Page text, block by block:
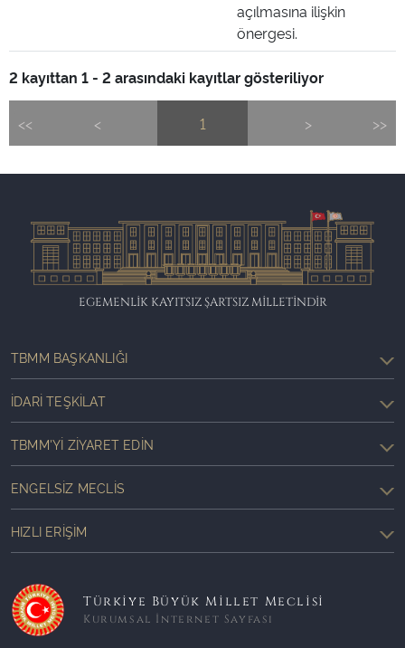
açılmasına ilişkin
önergesi.
2 kayıttan 1 - 2 arasındaki kayıtlar gösteriliyor
<< < 1 > >>
EGEMENLİK KAYITSIZ ŞARTSIZ MİLLETİNDİR
TBMM BAŞKANLIĞI
İDARI TEŞKILAT
TBMM'YI ZIYARET EDIN
ENGELSIZ MECLIS
HIZLI ERIŞIM
Türkiye Büyük Millet Meclisi
Kurumsal İnternet Sayfası